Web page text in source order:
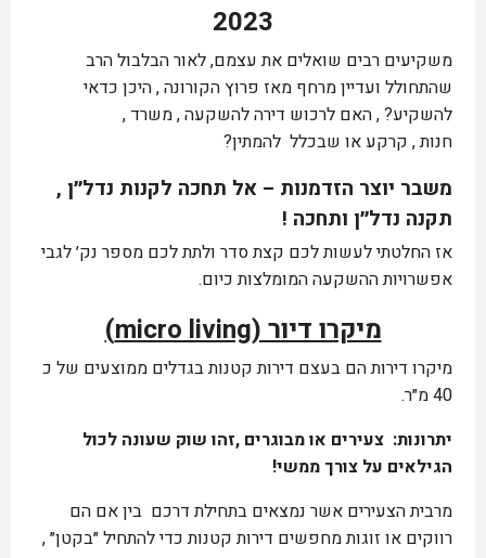
2023
משקיעים רבים שואלים את עצמם, לאור הבלבול הרב
שהתחולל ועדיין מרחף מאז פרוץ הקורונה , היכן כדאי
להשקיע? , האם לרכוש דירה להשקעה , משרד ,
חנות , קרקע או שבכלל להמתין?
משבר יוצר הזדמנות – אל תחכה לקנות נדל״ן ,
תקנה נדל״ן ותחכה !
אז החלטתי לעשות לכם קצת סדר ולתת לכם מספר נק׳ לגבי
אפשרויות ההשקעה המומלצות כיום.
מיקרו דיור (micro living)
מיקרו דירות הם בעצם דירות קטנות בגדלים ממוצעים של כ
40 מ״ר.
יתרונות: צעירים או מבוגרים ,זהו שוק שעונה לכול
הגילאים על צורך ממשי!
מרבית הצעירים אשר נמצאים בתחילת דרכם בין אם הם
רווקים או זוגות מחפשים דירות קטנות כדי להתחיל ״בקטן״ ,